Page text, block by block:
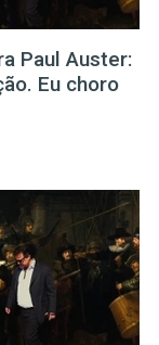
Paul Auster:
Eu choro